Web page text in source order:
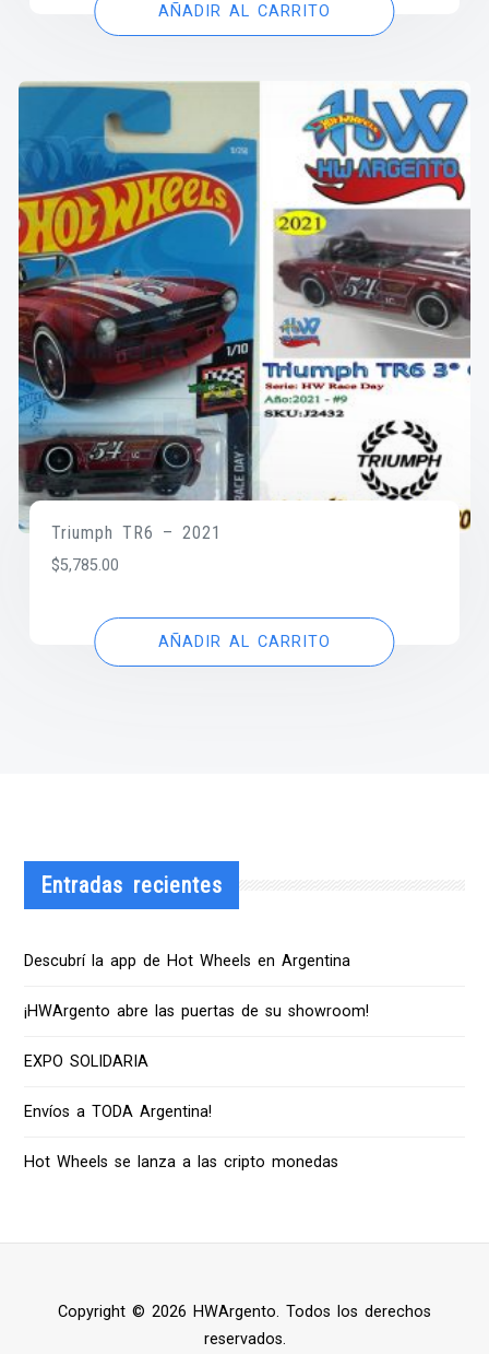
AÑADIR AL CARRITO
Triumph TR6 – 2021
$5,785.00
AÑADIR AL CARRITO
Entradas recientes
Descubrí la app de Hot Wheels en Argentina
¡HWArgento abre las puertas de su showroom!
EXPO SOLIDARIA
Envíos a TODA Argentina!
Hot Wheels se lanza a las cripto monedas
Copyright © 2026 HWArgento. Todos los derechos
reservados.